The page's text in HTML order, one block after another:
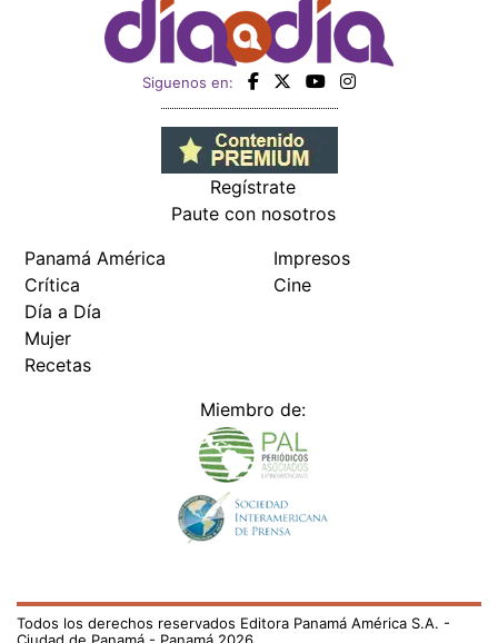
Siguenos en:
Regístrate
Paute con nosotros
Panamá América
Crítica
Día a Día
Mujer
Recetas
Impresos
Cine
Miembro de:
Todos los derechos reservados Editora Panamá América S.A. -
Ciudad de Panamá - Panamá 2026.